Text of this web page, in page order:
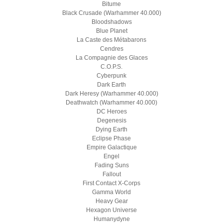
Bitume
Black Crusade (Warhammer 40.000)
Bloodshadows
Blue Planet
La Caste des Métabarons
Cendres
La Compagnie des Glaces
C.O.P.S.
Cyberpunk
Dark Earth
Dark Heresy (Warhammer 40.000)
Deathwatch (Warhammer 40.000)
DC Heroes
Degenesis
Dying Earth
Eclipse Phase
Empire Galactique
Engel
Fading Suns
Fallout
First Contact X-Corps
Gamma World
Heavy Gear
Hexagon Universe
Humanydyne